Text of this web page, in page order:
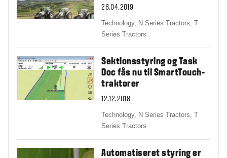
26.04.2019
Technology, N Series Tractors,T
Series Tractors
Sektionsstyring og Task
Doc fås nu til SmartTouch-
traktorer
12.12.2018
Technology, N Series Tractors,T
Series Tractors
Automatiseret styring er